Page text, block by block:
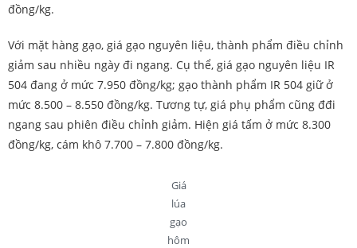
đồng/kg.
Với mặt hàng gạo, giá gạo nguyên liệu, thành phẩm điều chỉnh
giảm sau nhiều ngày đi ngang. Cụ thể, giá gạo nguyên liệu IR
504 đang ở mức 7.950 đồng/kg; gạo thành phẩm IR 504 giữ ở
mức 8.500 – 8.550 đồng/kg. Tương tự, giá phụ phẩm cũng đđi
ngang sau phiên điều chỉnh giảm. Hiện giá tấm ở mức 8.300
đồng/kg, cám khô 7.700 – 7.800 đồng/kg.
Giá
lúa
gạo
hôm